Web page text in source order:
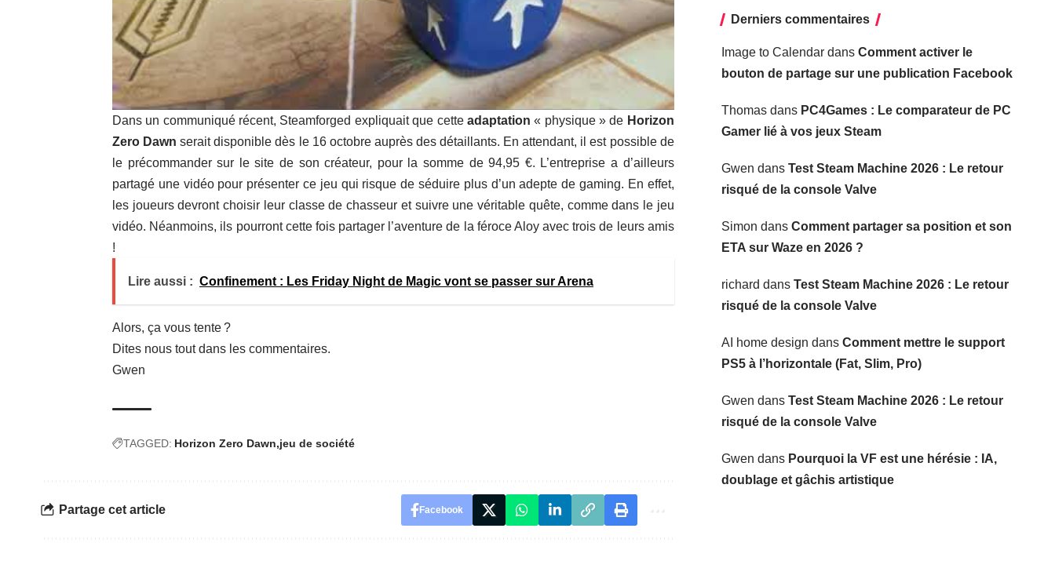
Dans un communiqué récent, Steamforged expliquait que cette adaptation « physique » de Horizon
Zero Dawn serait disponible dès le 16 octobre auprès des détaillants. En attendant, il est possible de
le précommander sur le site de son créateur, pour la somme de 94,95 €. L’entreprise a d’ailleurs
partagé une vidéo pour présenter ce jeu qui risque de séduire plus d’un adepte de gaming. En effet,
les joueurs devront choisir leur classe de chasseur et suivre une véritable quête, comme dans le jeu
vidéo. Néanmoins, ils pourront cette fois partager l’aventure de la féroce Aloy avec trois de leurs amis
!
Lire aussi : Confinement : Les Friday Night de Magic vont se passer sur Arena
Alors, ça vous tente ?
Dites nous tout dans les commentaires.
Gwen
TAGGED: Horizon Zero Dawn jeu de société
Partage cet article Facebook
Derniers commentaires
Image to Calendardans Comment activer le
bouton de partage sur une publication Facebook
Thomasdans PC4Games : Le comparateur de PC
Gamer lié à vos jeux Steam
Gwen dans Test Steam Machine 2026 : Le retour
risqué de la console Valve
Simon dans Comment partager sa position et son
ETA sur Waze en 2026 ?
richard dans Test Steam Machine 2026 : Le retour
risqué de la console Valve
AI home design dans Comment mettre le support
PS5 à l’horizontale (Fat, Slim, Pro)
Gwen dans Test Steam Machine 2026 : Le retour
risqué de la console Valve
Gwen dans Pourquoi la VF est une hérésie : IA,
doublage et gâchis artistique